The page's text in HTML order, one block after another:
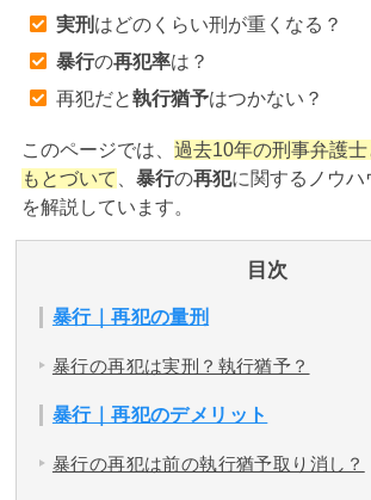
弁護士費用
アクセス
無料相談の口コミ評判
実刑 はどのくらい刑が重くなる？
暴行の再犯率は？
再犯だと執行猶予はつかない？
このページでは、 過去10年の刑事弁護
もとづいて
暴行の再犯に関するノウ
を解説しています。
目次
暴行｜再犯の量刑
暴行の再犯は実刑？執行猶予？
暴行｜再犯のデメリット
暴行の再犯は前の執行猶予取り消し？